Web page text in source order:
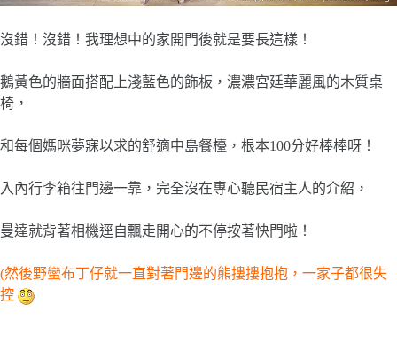
沒錯！沒錯！我理想中的家開門後就是要長這樣！
鵝黃色的牆面搭配上淺藍色的飾板，濃濃宮廷華麗風的木質桌
椅，
和每個媽咪夢寐以求的舒適中島餐檯，根本100分好棒棒呀！
入內行李箱往門邊一靠，完全沒在專心聽民宿主人的介紹，
曼達就背著相機逕自飄走開心的不停按著快門啦！
(然後野蠻布丁仔就一直對著門邊的熊摟摟抱抱，一家子都很失
控